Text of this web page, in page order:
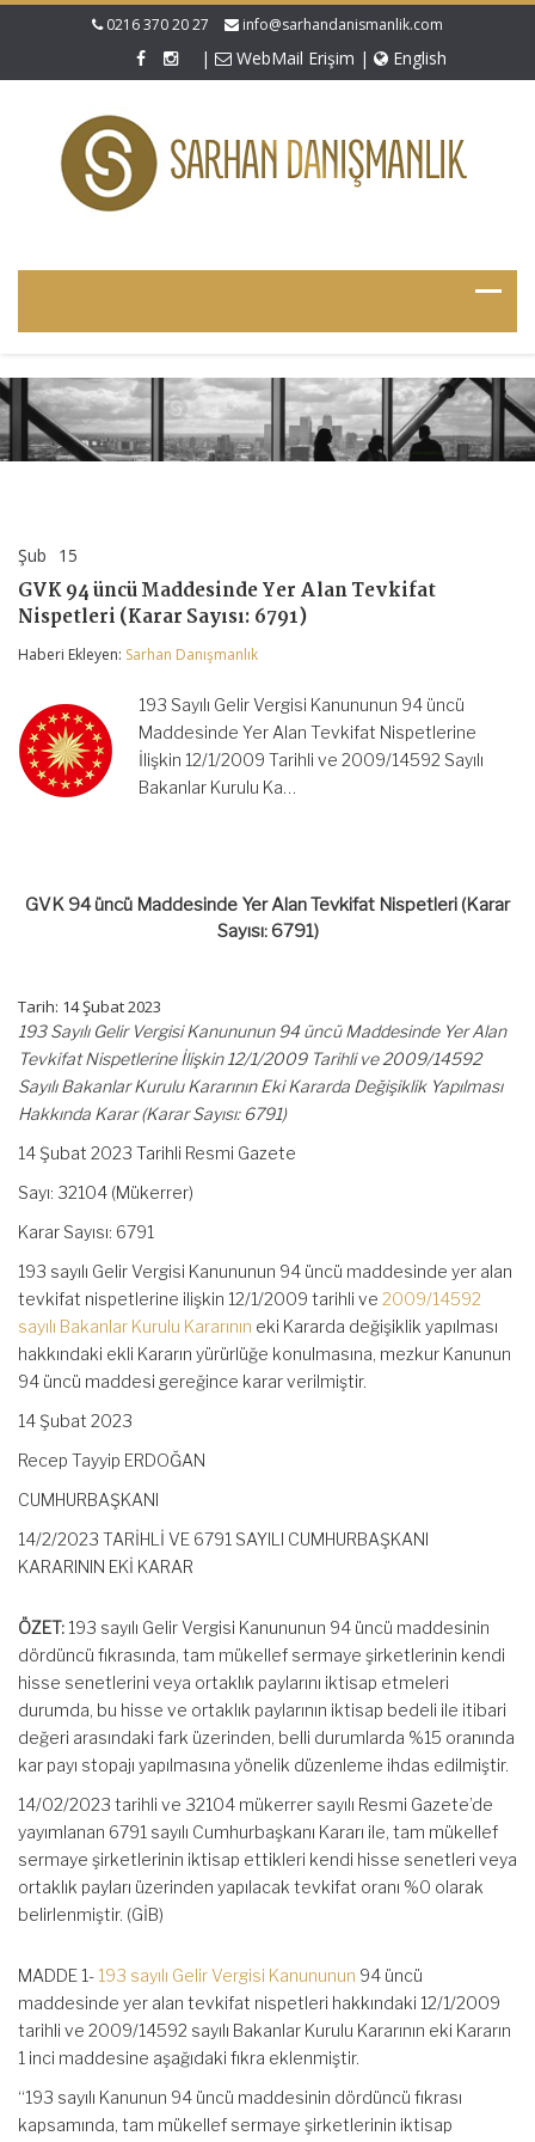
0216 370 20 27 info@sarhandanismanlik.com
| WebMail Erişim | English
Şub 15
üncü
Maddesinde
Alan
Nispetleri
(Karar
Sayısı:
6791)
için
GVK 94 üncü Maddesinde Yer Alan Tevkifat
Nispetleri (Karar Sayısı: 6791)
Haberi Ekleyen: Sarhan Danışmanlık
193 Sayılı Gelir Vergisi Kanununun 94 üncü
Maddesinde Yer Alan Tevkifat Nispetlerine
İlişkin 12/1/2009 Tarihli ve 2009/14592 Sayılı
Bakanlar Kurulu Ka…
GVK 94 üncü Maddesinde Yer Alan Tevkifat Nispetleri (Karar
Sayısı: 6791)
Tarih: 14 Şubat 2023
193 Sayılı Gelir Vergisi Kanununun 94 üncü Maddesinde Yer Alan
Tevkifat Nispetlerine İlişkin 12/1/2009 Tarihli ve 2009/14592
Sayılı Bakanlar Kurulu Kararının Eki Kararda Değişiklik Yapılması
Hakkında Karar (Karar Sayısı: 6791)
14 Şubat 2023 Tarihli Resmi Gazete
Sayı: 32104 (Mükerrer)
Karar Sayısı: 6791
193 sayılı Gelir Vergisi Kanununun 94 üncü maddesinde yer alan
tevkifat nispetlerine ilişkin 12/1/2009 tarihli ve 2009/14592
sayılı Bakanlar Kurulu Kararının eki Kararda değişiklik yapılması
hakkındaki ekli Kararın yürürlüğe konulmasına, mezkur Kanunun
94 üncü maddesi gereğince karar verilmiştir.
14 Şubat 2023
Recep Tayyip ERDOĞAN
CUMHURBAŞKANI
14/2/2023 TARİHLİ VE 6791 SAYILI CUMHURBAŞKANI
KARARININ EKİ KARAR
ÖZET: 193 sayılı Gelir Vergisi Kanununun 94 üncü maddesinin
dördüncü fıkrasında, tam mükellef sermaye şirketlerinin kendi
hisse senetlerini veya ortaklık paylarını iktisap etmeleri
durumda, bu hisse ve ortaklık paylarının iktisap bedeli ile itibari
değeri arasındaki fark üzerinden, belli durumlarda %15 oranında
kar payı stopajı yapılmasına yönelik düzenleme ihdas edilmiştir.
14/02/2023 tarihli ve 32104 mükerrer sayılı Resmi Gazete’de
yayımlanan 6791 sayılı Cumhurbaşkanı Kararı ile, tam mükellef
sermaye şirketlerinin iktisap ettikleri kendi hisse senetleri veya
ortaklık payları üzerinden yapılacak tevkifat oranı %0 olarak
belirlenmiştir. (GİB)
MADDE 1- 193 sayılı Gelir Vergisi Kanununun 94 üncü
maddesinde yer alan tevkifat nispetleri hakkındaki 12/1/2009
tarihli ve 2009/14592 sayılı Bakanlar Kurulu Kararının eki Kararın
1 inci maddesine aşağıdaki fıkra eklenmiştir.
“193 sayılı Kanunun 94 üncü maddesinin dördüncü fıkrası
kapsamında, tam mükellef sermaye şirketlerinin iktisap